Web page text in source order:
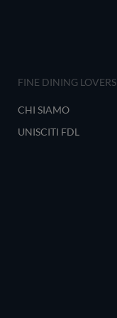
FINE DINING LOVERS
CHI SIAMO
UNISCITI FDL